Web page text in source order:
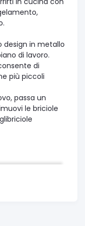
design in metallo
di lavoro.
di
più piccoli
passa un
le briciole